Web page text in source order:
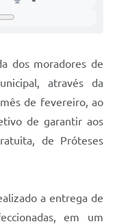
dos moradores de
através da
de fevereiro, ao
de garantir aos
de Próteses
a entrega de
em um